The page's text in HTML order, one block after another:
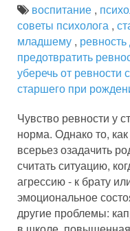
воспитание ,
советы психолога ,
младшему ,
предотвратить
уберечь от ревности
старшего при
Чувство ревности у
норма. Однако то,
всерьез озадачить
считать ситуацию,
агрессию - к брату
эмоциональное
другие проблемы: